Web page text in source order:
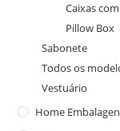
Caixas
Pillow Box
Sabonete
Todos os
Vestuário
Home